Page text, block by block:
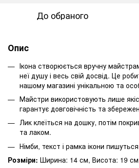
До обраного
Опис
Ікона створюється вручну
неї душу і весь свій досвід. Це
нашому магазині унікальною та
Майстри використовують лише
гарантує довговічність та
Лик клеїться на дошку, потім
та лаком.
Німби, текст і рамка ікони
Розміри: Ширина: 14 см, Висота: 19